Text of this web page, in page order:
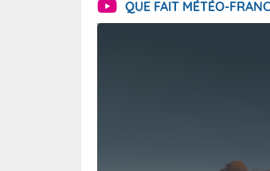
QUE FAIT MÉTÉO-